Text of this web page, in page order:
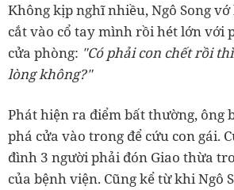
Không kịp nghĩ nhiều, Ngô Song
cắt vào cổ tay mình rồi hét lớn với
cửa phòng: "Có phải con chết rồi
lòng không?"
Phát hiện ra điểm bất thường, ông
phá cửa vào trong để cứu con gái.
đình 3 người phải đón Giao thừa
của bệnh viện. Cũng kể từ khi Ngô